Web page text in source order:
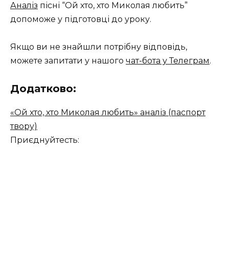
Аналіз пісні “Ой хто, хто Миколая любить”
допоможе у підготовці до уроку.
Якщо ви не знайшли потрібну відповідь,
можете запитати у нашого чат-бота у Телеграм.
Додатково:
«Ой хто, хто Миколая любить» аналіз (паспорт
твору)
Приєднуйтесть: